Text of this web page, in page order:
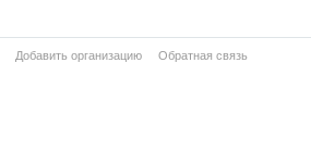
Добавить организацию Обратная связь